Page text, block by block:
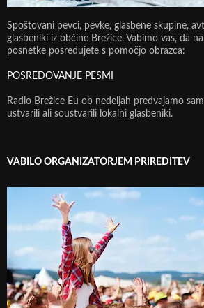
Spoštovani pevci, pevke, glasbene skupine,
glasbeniki iz občine Brežice. Vabimo vas, da
posnetke posredujete s pomočjo obrazca:
POSREDOVANJE PESMI
Radio Brežice Eu ob nedeljah predvajamo
ustvarili ali soustvarili lokalni glasbeniki.
VABILO ORGANIZATORJEM PRIREDITEV